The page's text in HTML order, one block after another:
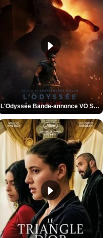
L'Odyssée Bande-annonce VO STFR